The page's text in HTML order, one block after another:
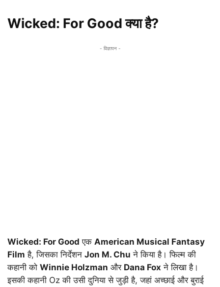
Wicked: For Good क्या है?
- विज्ञापन -
Wicked: For Good एक American Musical Fantasy
Film है, जिसका निर्देशन Jon M. Chu ने किया है। फिल्म की
कहानी को Winnie Holzman और Dana Fox ने लिखा है।
इसकी कहानी Oz की उसी दुनिया से जुड़ी है, जहां अच्छाई और बुराई